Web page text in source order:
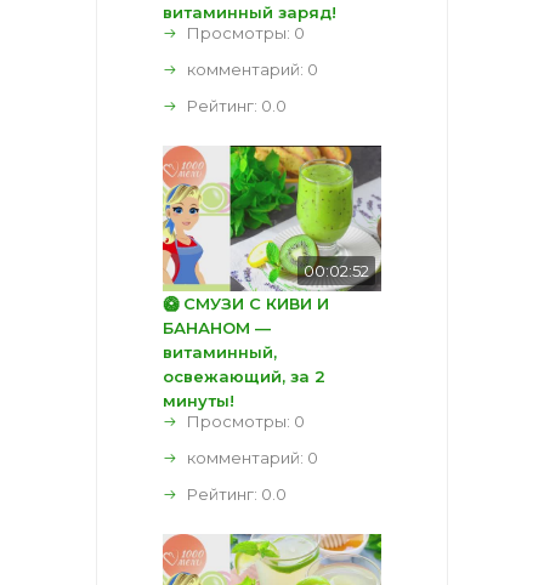
витаминный заряд!
Просмотры: 0
комментарий: 0
Рейтинг: 0.0
00:02:52
🥝 СМУЗИ С КИВИ И
БАНАНОМ —
витаминный,
освежающий, за 2
минуты!
Просмотры: 0
комментарий: 0
Рейтинг: 0.0